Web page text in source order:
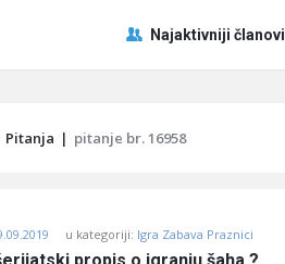
Pitaj
Učene
Navigacija
Najaktivniji članovi
Pitanja | pitanje br. 16958
u kategoriji: Igra Zabava Praznici